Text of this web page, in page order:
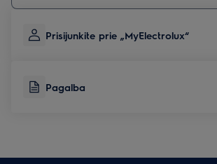
Prisijunkite prie „MyElectrolux“
Pagalba